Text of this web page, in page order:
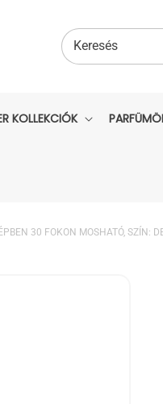
Keresés
KOLLEKCIÓK
30 FOKON MOSHATÓ, SZÍN: